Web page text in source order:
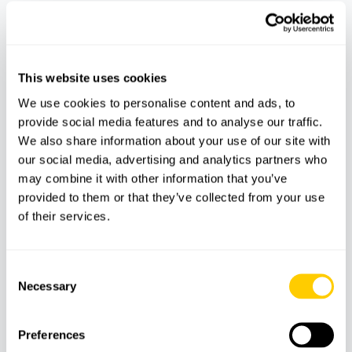
This website uses cookies
We use cookies to personalise content and ads, to
provide social media features and to analyse our traffic.
We also share information about your use of our site with
our social media, advertising and analytics partners who
may combine it with other information that you’ve
provided to them or that they’ve collected from your use
of their services.
Selection
Necessary
Preferences
nadar y gozar de buena salud. La actividad no
es recomendable para personas con
embarazadas sin aprobación médica.
Edad mínima:
–Introducción al Curso Open Water :A partir de 10
años
– Inmersiones certificadas:A partir de 12 años con
titulación válida
Introducción al Curso Open Waterno se
– Para las inmersiones certificadas, es necesario